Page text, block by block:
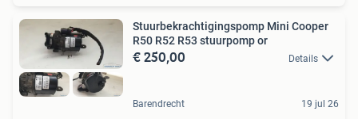
Stuurbekrachtigingspomp Mini Cooper
R50 R52 R53 stuurpomp or
€ 250,00 Details
Barendrecht 19 jul 26